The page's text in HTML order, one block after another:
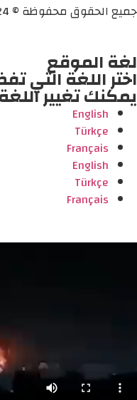
جميع الحقوق محفوظة © 2024
لغة الموقع
اختر اللغة التي
يمكنك تغيير
English
Türkçe
Français
English
Türkçe
Français